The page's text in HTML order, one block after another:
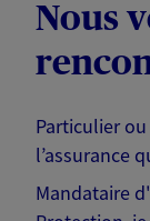
Nous
Particulier
l’assurance
Mandataire